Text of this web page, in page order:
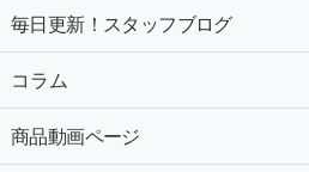
毎日更新！スタッフブログ
コラム
商品動画ページ